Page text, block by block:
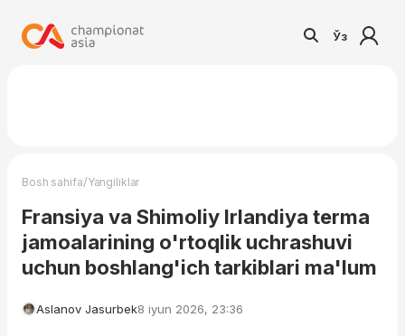
Ўз
Bosh sahifa/Yangiliklar
Fransiya va Shimoliy Irlandiya terma
jamoalarining o'rtoqlik uchrashuvi
uchun boshlang'ich tarkiblari ma'lum
Aslanov Jasurbek8 iyun 2026, 23:36